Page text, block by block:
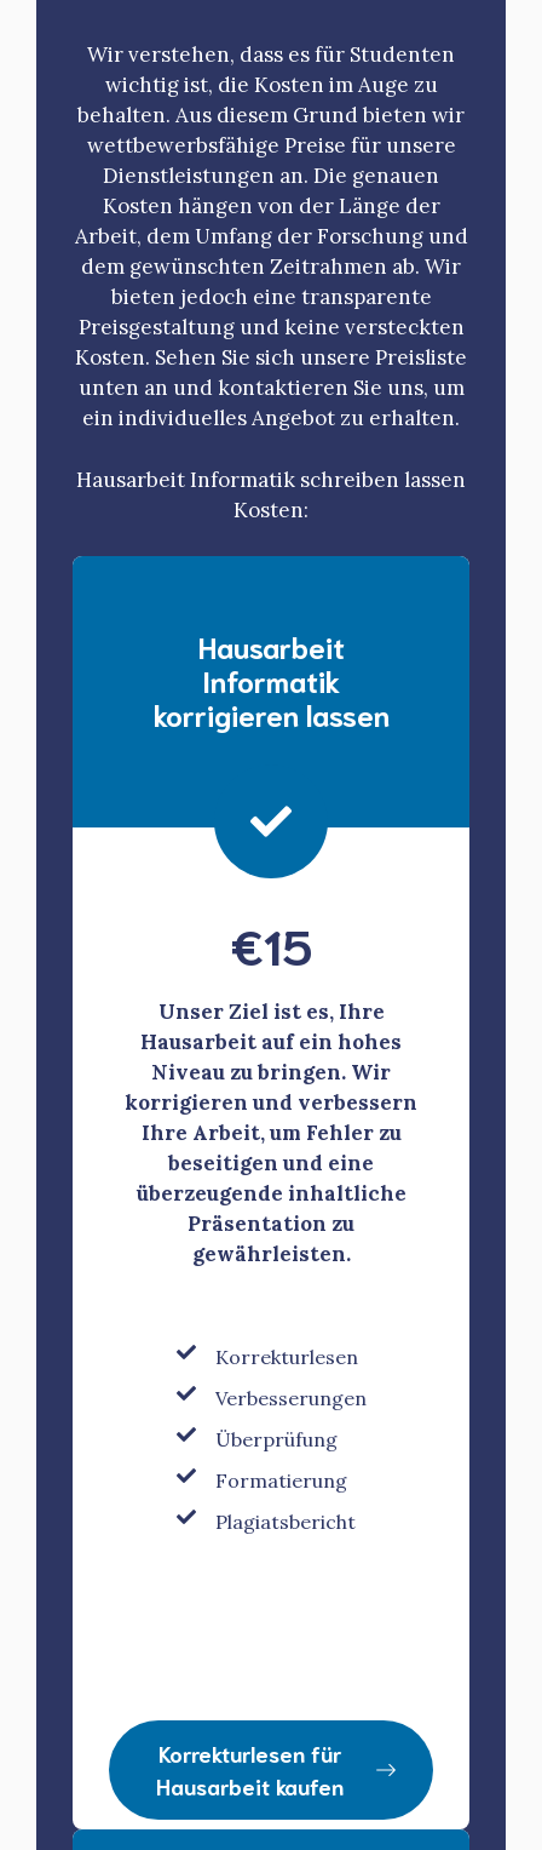
Wir verstehen, dass es für Studenten
wichtig ist, die Kosten im Auge zu
behalten. Aus diesem Grund bieten wir
wettbewerbsfähige Preise für unsere
Dienstleistungen an. Die genauen
Kosten hängen von der Länge der
Arbeit, dem Umfang der Forschung und
dem gewünschten Zeitrahmen ab. Wir
bieten jedoch eine transparente
Preisgestaltung und keine versteckten
Kosten. Sehen Sie sich unsere Preisliste
unten an und kontaktieren Sie uns, um
ein individuelles Angebot zu erhalten.
Hausarbeit Informatik schreiben lassen
Kosten:
Hausarbeit
Informatik
korrigieren lassen
€15
Unser Ziel ist es, Ihre
Hausarbeit auf ein hohes
Niveau zu bringen. Wir
korrigieren und verbessern
Ihre Arbeit, um Fehler zu
beseitigen und eine
überzeugende inhaltliche
Präsentation zu
gewährleisten.
Korrekturlesen
Verbesserungen
Überprüfung
Formatierung
Plagiatsbericht
Korrekturlesen für
Hausarbeit kaufen